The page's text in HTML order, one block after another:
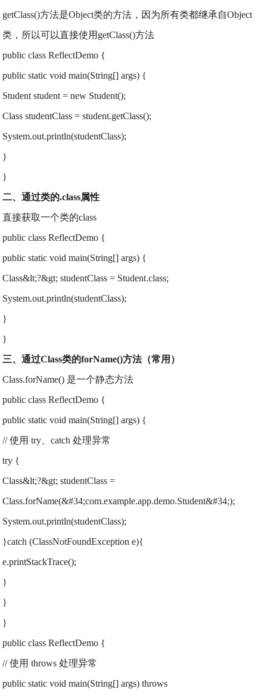
getClass()方法是Object类的方法，因为所有类都继承自Object
类，所以可以直接使用getClass()方法
public class ReflectDemo {
public static void main(String[] args) {
Student student = new Student();
Class studentClass = student.getClass();
System.out.println(studentClass);
}
}
二、通过类的.class属性
直接获取一个类的class
public class ReflectDemo {
public static void main(String[] args) {
Class&lt;?&gt; studentClass = Student.class;
System.out.println(studentClass);
}
}
三、通过Class类的forName()方法（常用）
Class.forName() 是一个静态方法
public class ReflectDemo {
public static void main(String[] args) {
// 使用 try、catch 处理异常
try {
Class&lt;?&gt; studentClass =
Class.forName(&#34;com.example.app.demo.Student&#34;);
System.out.println(studentClass);
}catch (ClassNotFoundException e){
e.printStackTrace();
}
}
}
public class ReflectDemo {
// 使用 throws 处理异常
public static void main(String[] args) throws